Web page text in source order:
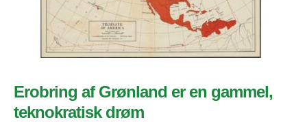
Erobring af Grønland er en gammel,
teknokratisk drøm